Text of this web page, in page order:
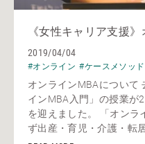
《女性キャリア支援
2019/04/04
#オンライン #ケースメソッド
オンラインMBAについて
インMBA入門」の授業が
を迎えました。 「オンラ
ず出産・育児・介護・転